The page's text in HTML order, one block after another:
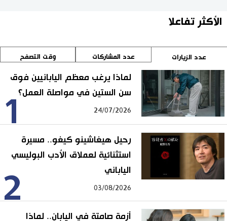
الأكثر تفاعلا
عدد الزيارات عدد المشاركات وقت التصفح
1
لماذا يرغب معظم اليابانيين فوق
سن الستين في مواصلة العمل؟
24/07/2026
2
رحيل هيغاشينو كيغو.. مسيرة
استثنائية لعملاق الأدب البوليسي
الياباني
03/08/2026
أزمة صامتة في اليابان.. لماذا